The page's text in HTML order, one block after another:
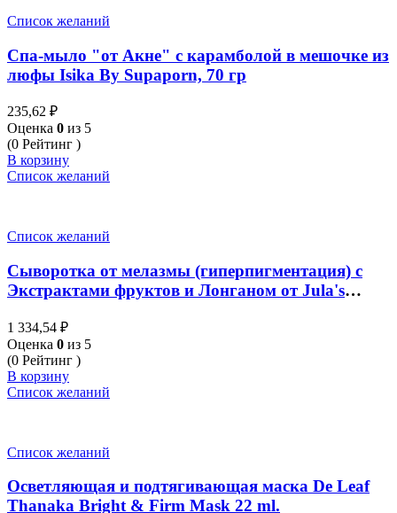
Список желаний
Спа-мыло "от Акне" с карамболой в мешочке из
люфы Isika By Supaporn, 70 гр
235,62 ₽
Оценка 0 из 5
(0 Рейтинг )
В корзину
Список желаний
Список желаний
Сыворотка от мелазмы (гиперпигментация) с
Экстрактами фруктов и Лонганом от Jula's
1 334,54 ₽
Оценка 0 из 5
(0 Рейтинг )
В корзину
Список желаний
Список желаний
Осветляющая и подтягивающая маска De Leaf
Thanaka Bright & Firm Mask 22 ml.